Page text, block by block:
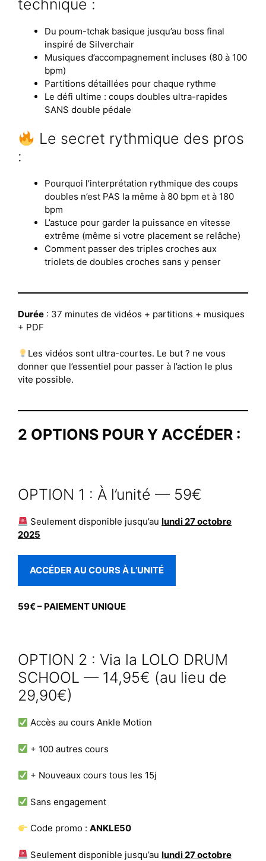
technique :
Du poum-tchak basique jusqu’au boss final
inspiré de Silverchair
Musiques d’accompagnement incluses (80 à 100
bpm)
Partitions détaillées pour chaque rythme
Le défi ultime : coups doubles ultra-rapides
SANS double pédale
Le secret rythmique des pros
:
Pourquoi l’interprétation rythmique des coups
doubles n’est PAS la même à 80 bpm et à 180
bpm
L’astuce pour garder la puissance en vitesse
extrême (même si votre placement se relâche)
Comment passer des triples croches aux
triolets de doubles croches sans y penser
Durée : 37 minutes de vidéos + partitions + musiques
+ PDF
Les vidéos sont ultra-courtes. Le but ? ne vous
donner que l’essentiel pour passer à l’action le plus
vite possible.
2 OPTIONS POUR Y ACCÉDER :
OPTION 1 : À l’unité — 59€
Seulement disponible jusqu’aulundi 27 octobre
2025
ACCÉDER AU COURS À L’UNITÉ
59€ – PAIEMENT UNIQUE
OPTION 2 : Via la LOLO DRUM
SCHOOL — 14,95€ (au lieu de
29,90€)
Accès au cours Ankle Motion
+ 100 autres cours
+ Nouveaux cours tous les 15j
Sans engagement
Code promo :ANKLE50
Seulement disponible jusqu’aulundi 27 octobre